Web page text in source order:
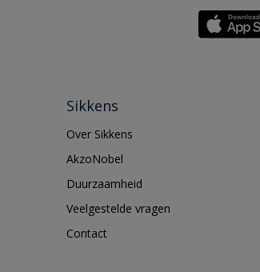
Sikkens
Over Sikkens
AkzoNobel
Duurzaamheid
Veelgestelde vragen
Contact